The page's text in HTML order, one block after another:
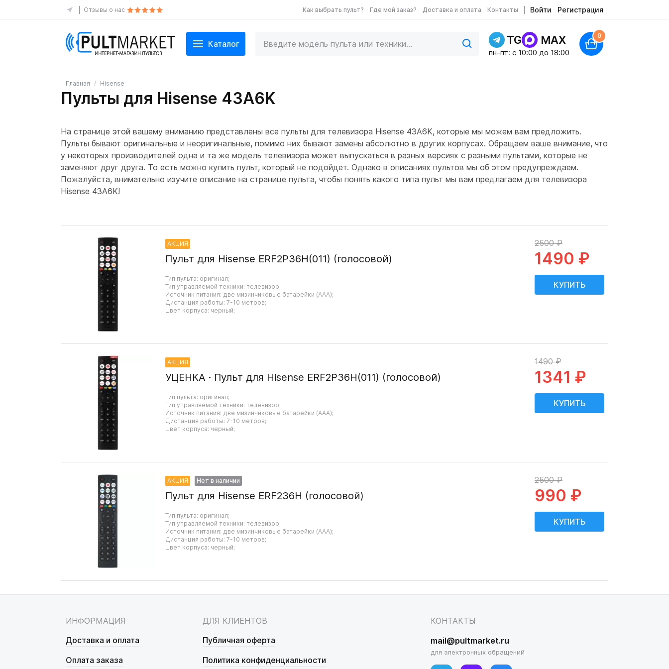
Отзывы о нас Как выбрать пульт? Где мой заказ? Доставка и оплата Контакты Войти Регистрация
Каталог TG MAX
пн-пт: c 10:00 до 18:00
0
Главная Hisense
Пульты для Hisense 43A6K
На странице этой вашему вниманию представлены все пульты для телевизора Hisense 43A6K, которые мы можем вам предложить.
Пульты бывают оригинальные и неоригинальные, помимо них бывают замены абсолютно в других корпусах. Обращаем ваше внимание, что
у некоторых производителей одна и та же модель телевизора может выпускаться в разных версиях с разными пультами, которые не
заменяют друг друга. То есть можно купить пульт, который не подойдет. Однако в описаниях пультов мы об этом предупреждаем.
Пожалуйста, внимательно изучите описание на странице пульта, чтобы понять какого типа пульт мы вам предлагаем для телевизора
Hisense 43A6K!
АКЦИЯ
Пульт для Hisense ERF2P36H(011) (голосовой)
Тип пульта: оригинал;
Тип управляемой техники: телевизор;
Источник питания: две мизинчиковые батарейки (AAA);
Дистанция работы: 7-10 метров;
Цвет корпуса: черный;
2500 ₽
1490 ₽
АКЦИЯ
УЦЕНКА · Пульт для Hisense ERF2P36H(011) (голосовой)
Тип пульта: оригинал;
Тип управляемой техники: телевизор;
Источник питания: две мизинчиковые батарейки (AAA);
Дистанция работы: 7-10 метров;
Цвет корпуса: черный;
1490 ₽
1341 ₽
АКЦИЯ Нет в наличии
Пульт для Hisense ERF236H (голосовой)
Тип пульта: оригинал;
Тип управляемой техники: телевизор;
Источник питания: две мизинчиковые батарейки (AAA);
Дистанция работы: 7-10 метров;
Цвет корпуса: черный;
2500 ₽
990 ₽
ИНФОРМАЦИЯ
Доставка и оплата
Оплата заказа
ДЛЯ КЛИЕНТОВ
Публичная оферта
Политика конфиденциальности
КОНТАКТЫ
mail@pultmarket.ru
для электронных обращений